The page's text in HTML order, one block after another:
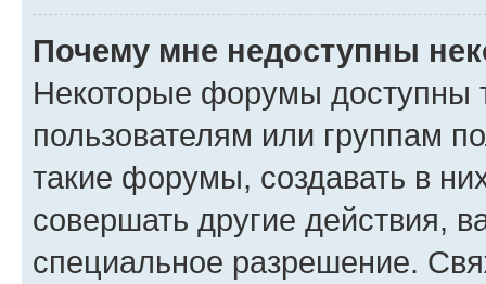
Почему мне недоступны
Некоторые форумы доступны
пользователям или группам
такие форумы, создавать в
совершать другие действия,
специальное разрешение.